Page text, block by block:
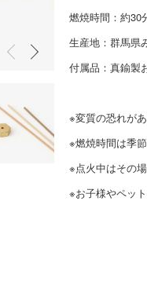
燃焼時間：約30
生産地：群馬県
付属品：真鍮製
※変質の恐れが
※燃焼時間は季
※点火中はその
※お子様やペッ